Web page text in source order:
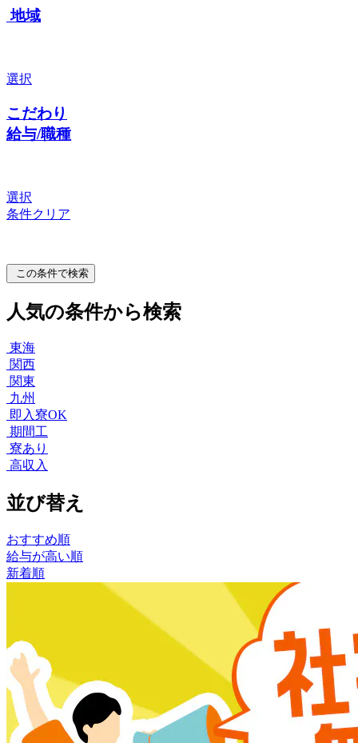
地域
選択
こだわり
給与/職種
選択
条件クリア
この条件で検索
人気の条件から検索
東海
関西
関東
九州
即入寮OK
期間工
寮あり
高収入
並び替え
おすすめ順
給与が高い順
新着順